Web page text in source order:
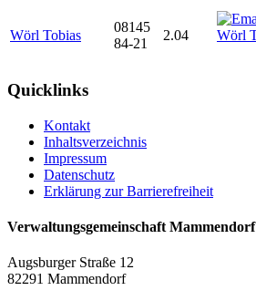
Wörl Tobias
08145
84-21
2.04
Quicklinks
Kontakt
Inhaltsverzeichnis
Impressum
Datenschutz
Erklärung zur Barrierefreiheit
Verwaltungsgemeinschaft Mammendorf
Augsburger Straße 12
82291 Mammendorf